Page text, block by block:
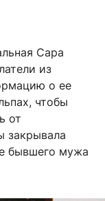
Сара
из
о ее
чтобы
от
закрывала
бывшего мужа